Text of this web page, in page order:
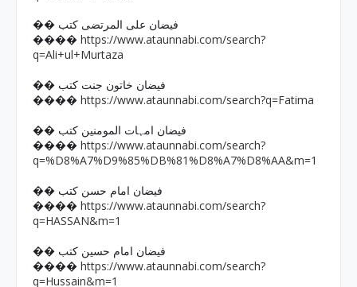
�� فیضان علی المرتضی کتب
���� https://www.ataunnabi.com/search?
q=Ali+ul+Murtaza
�� فیضان خاتون جنت کتب
���� https://www.ataunnabi.com/search?q=Fatima
�� فیضان امہات المومنین کتب
���� https://www.ataunnabi.com/search?
q=%D8%A7%D9%85%DB%81%D8%A7%D8%AA&m=1
�� فیضان امام حسن کتب
���� https://www.ataunnabi.com/search?
q=HASSAN&m=1
�� فیضان امام حسین کتب
���� https://www.ataunnabi.com/search?
q=Hussain&m=1